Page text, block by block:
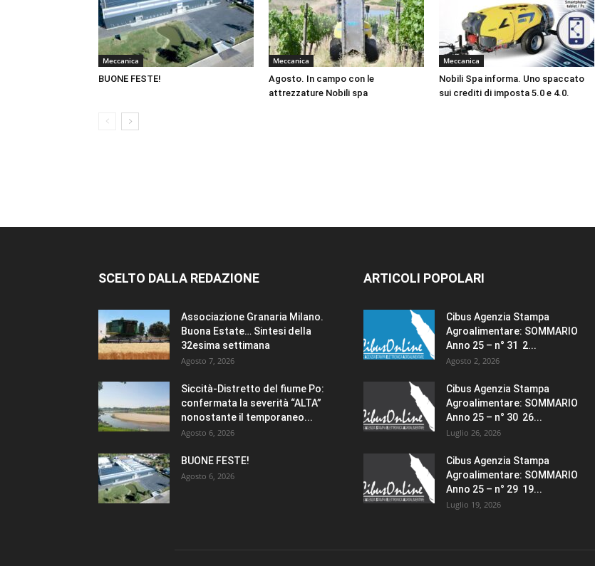
Meccanica
BUONE FESTE!
Meccanica
Agosto. In campo con le
attrezzature Nobili spa
Meccanica
Nobili Spa informa. Uno spaccato
sui crediti di imposta 5.0 e 4.0.
SCELTO DALLA REDAZIONE
Associazione Granaria Milano.
Buona Estate… Sintesi della
32esima settimana
Agosto 7, 2026
Siccità-Distretto del fiume Po:
confermata la severità “ALTA”
nonostante il temporaneo...
Agosto 6, 2026
BUONE FESTE!
Agosto 6, 2026
ARTICOLI POPOLARI
Cibus Agenzia Stampa
Agroalimentare: SOMMARIO
Anno 25 – n° 31 2...
Agosto 2, 2026
Cibus Agenzia Stampa
Agroalimentare: SOMMARIO
Anno 25 – n° 30 26...
Luglio 26, 2026
Cibus Agenzia Stampa
Agroalimentare: SOMMARIO
Anno 25 – n° 29 19...
Luglio 19, 2026